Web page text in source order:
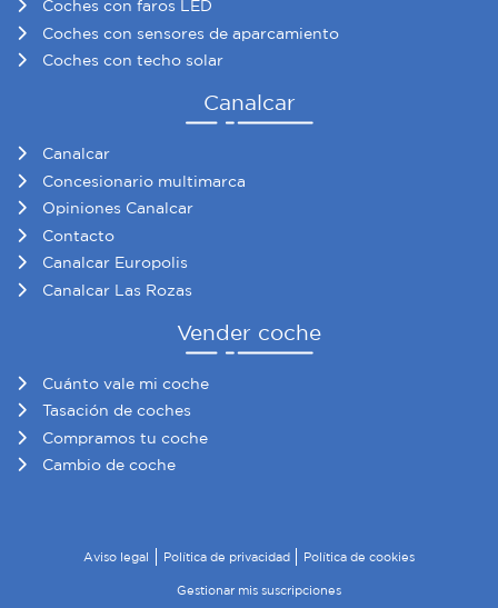
Coches con faros LED
Coches con sensores de aparcamiento
Coches con techo solar
Canalcar
Canalcar
Concesionario multimarca
Opiniones Canalcar
Contacto
Canalcar Europolis
Canalcar Las Rozas
Vender coche
Cuánto vale mi coche
Tasación de coches
Compramos tu coche
Cambio de coche
Aviso legal Política de privacidad Política de cookies
Gestionar mis suscripciones